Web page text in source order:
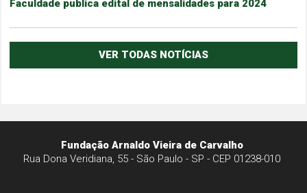
Faculdade publica edital de mensalidades para 2024
VER TODAS NOTÍCIAS
Fundação Arnaldo Vieira de Carvalho
Rua Dona Veridiana, 55 - São Paulo - SP - CEP 01238-010